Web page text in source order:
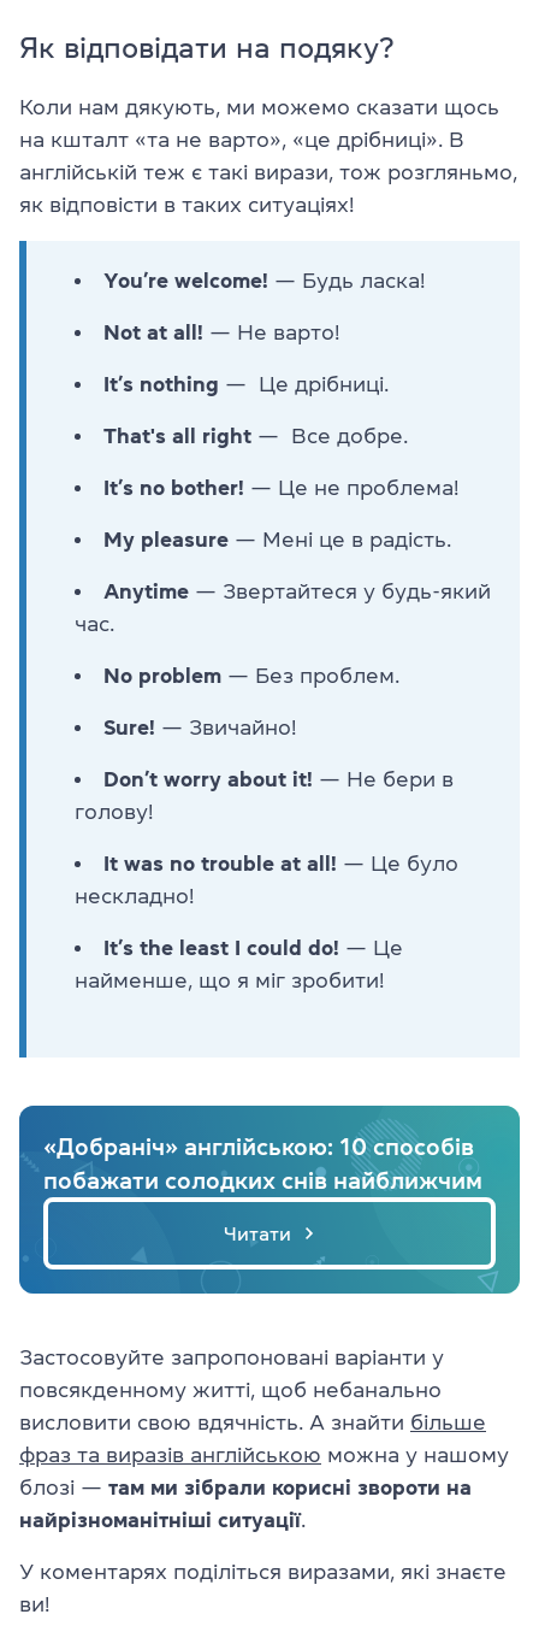
Як відповідати на подяку?
Коли нам дякують, ми можемо сказати щось
на кшталт «та не варто», «це дрібниці». В
англійській теж є такі вирази, тож розгляньмо,
як відповісти в таких ситуаціях!
You’re welcome! — Будь ласка!
Not at all! — Не варто!
It’s nothing — Це дрібниці.
That's all right — Все добре.
It’s no bother! — Це не проблема!
My pleasure — Мені це в радість.
Anytime — Звертайтеся у будь-який
час.
No problem — Без проблем.
Sure! — Звичайно!
Don’t worry about it! — Не бери в
голову!
It was no trouble at all! — Це було
нескладно!
It’s the least I could do! — Це
найменше, що я міг зробити!
«Добраніч» англійською: 10 способів
побажати солодких снів найближчим
Читати
Застосовуйте запропоновані варіанти у
повсякденному житті, щоб небанально
висловити свою вдячність. А знайти більше
фраз та виразів англійською можна у нашому
блозі — там ми зібрали корисні звороти на
найрізноманітніші ситуації.
У коментарях поділіться виразами, які знаєте
ви!